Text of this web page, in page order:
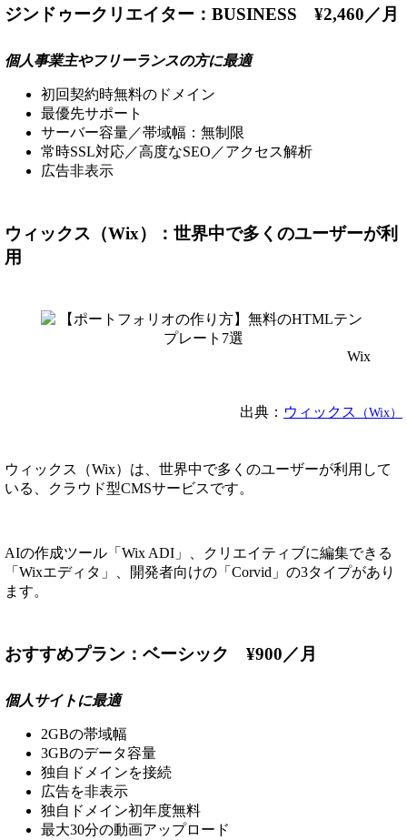
ジンドゥークリエイター：BUSINESS ¥2,460／月
個人事業主やフリーランスの方に最適
初回契約時無料のドメイン
最優先サポート
サーバー容量／帯域幅：無制限
常時SSL対応／高度なSEO／アクセス解析
広告非表示
ウィックス（Wix）：世界中で多くのユーザーが利
用
Wix
出典： ウィックス （Wix）
ウィックス（Wix）は、世界中で多くのユーザーが利用して
いる、クラウド型CMSサービスです。
AIの作成ツール「Wix ADI」、クリエイティブに編集できる
「Wixエディタ」、開発者向けの「Corvid」の3タイプがあり
ます。
おすすめプラン：ベーシック ¥900／月
個人サイトに最適
2GBの帯域幅
3GBのデータ容量
独自ドメインを接続
広告を非表示
独自ドメイン初年度無料
最大30分の動画アップロード